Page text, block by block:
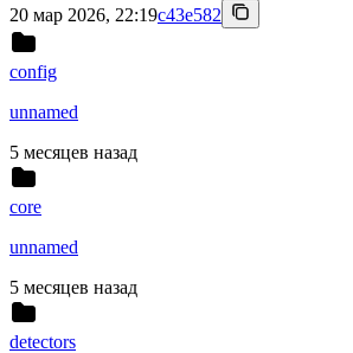
20 мар 2026, 22:19c43e582
config
unnamed
5 месяцев назад
core
unnamed
5 месяцев назад
detectors